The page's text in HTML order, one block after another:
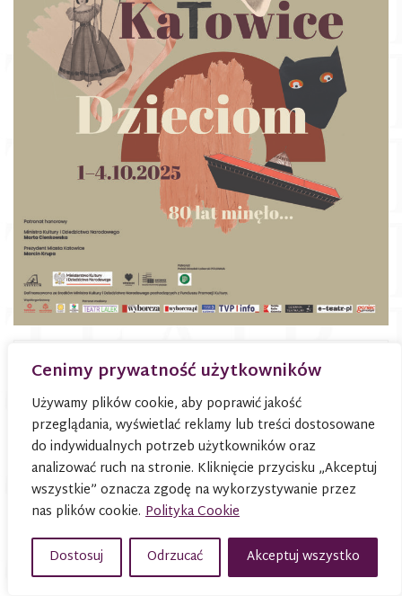
Cenimy prywatność użytkowników
Używamy plików cookie, aby poprawić jakość
przeglądania, wyświetlać reklamy lub treści dostosowane
do indywidualnych potrzeb użytkowników oraz
analizować ruch na stronie. Kliknięcie przycisku „Akceptuj
wszystkie” oznacza zgodę na wykorzystywanie przez
nas plików cookie. Polityka Cookie
Dostosuj
Odrzucać Akceptuj wszystko
AKTUALNOŚCI
01
sobota
Spektakl, potańcówka
i spacer historyczny
Z archiwum lalek